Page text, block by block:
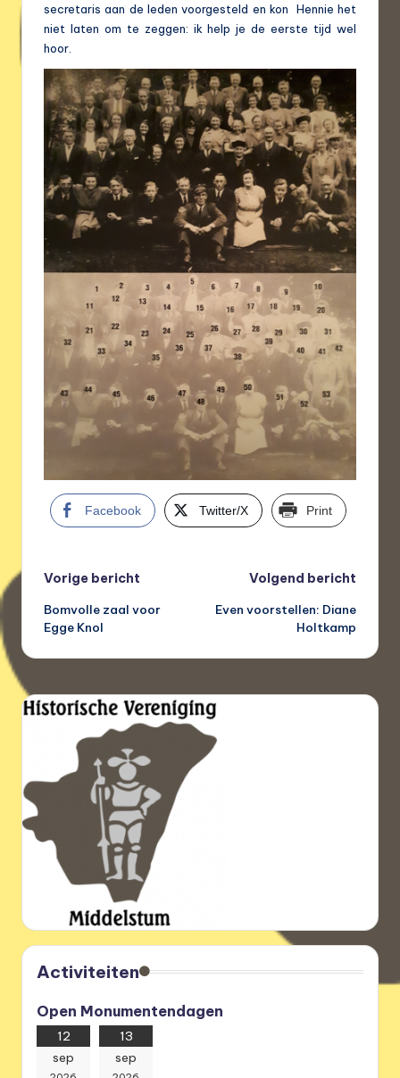
secretaris aan de leden voorgesteld en kon Hennie het
niet laten om te zeggen: ik help je de eerste tijd wel
hoor.
Facebook Twitter/X Print
Bericht
navigatie
Vorige bericht
Bomvolle zaal voor
Egge Knol
Volgend bericht
Even voorstellen: Diane
Holtkamp
Activiteiten
Open Monumentendagen
12
sep
13
sep